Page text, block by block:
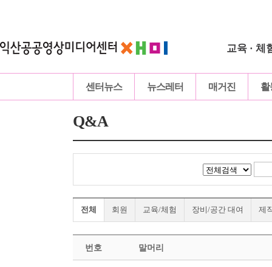
교육 · 체
센터뉴스 뉴스레터 매거진 활
Q&A
전체 회원 교육/체험 장비/공간 대여 제
번호 말머리